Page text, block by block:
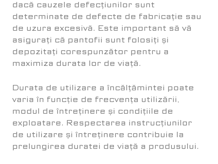
dacă cauzele defecțiunilor sunt
determinate de defecte de fabricație sau
de uzura excesivă. Este important să vă
asigurați că pantofii sunt folosiți și
depozitați corespunzător pentru a
maximiza durata lor de viață.
Durata de utilizare a încălțămintei poate
varia în funcție de frecvența utilizării,
modul de întreținere și condițiile de
exploatare. Respectarea instrucțiunilor
de utilizare și întreținere contribuie la
prelungirea duratei de viață a produsului.